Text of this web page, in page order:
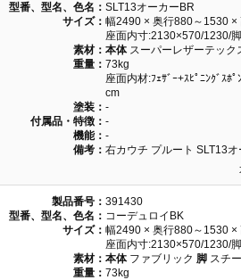
型番、型名、色名： SLT13オーカーBR
サイズ： 幅2490 × 奥行880～1530
座面内寸:2130×570/1230/
素材： 本体スーパーレザーテック
重量： 73kg
座面内材:ﾌｪｻﾞｰ+ｽﾋﾟﾆﾝｸﾞｽﾎ
cm
塗装： -
付属品・特徴： -
機能： -
備考： 右カウチ プルート SLT13オ
製品番号： 391430
型番、型名、色名： コーデュロイBK
サイズ： 幅2490 × 奥行880～1530
座面内寸:2130×570/1230/
素材： 本体ファブリック 脚 スチ
重量： 73kg